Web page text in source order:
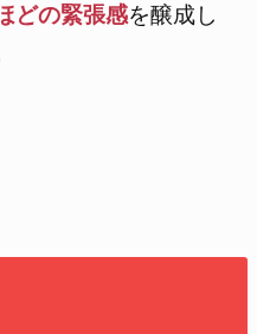
どの緊張感を醸成し